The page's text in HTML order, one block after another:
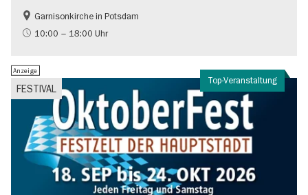
Geschichte
Brandenburg
Garnisonkirche in Potsdam
10:00 – 18:00 Uhr
Top-Veranstaltung
FESTIVAL
Anzeige